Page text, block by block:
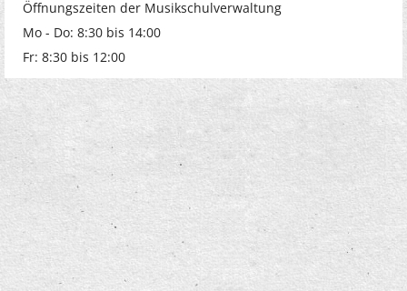
Öffnungszeiten der Musikschulverwaltung
Mo - Do: 8:30 bis 14:00
Fr: 8:30 bis 12:00